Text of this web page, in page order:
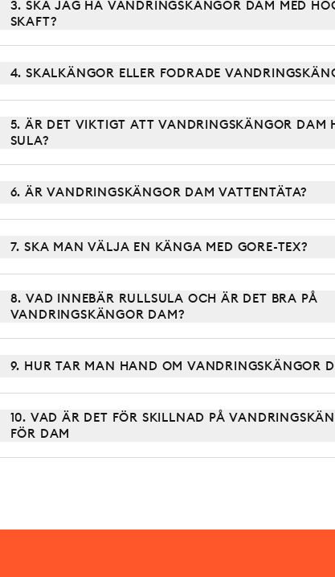
3. SKA JAG HA VANDRINGSKÄNGOR DAM MED
SKAFT?
4. SKALKÄNGOR ELLER FODRADE
5. ÄR DET VIKTIGT ATT VANDRINGSKÄNGOR DAM
SULA?
6. ÄR VANDRINGSKÄNGOR DAM VATTENTÄTA?
7. SKA MAN VÄLJA EN KÄNGA MED GORE-TEX?
8. VAD INNEBÄR RULLSULA OCH ÄR DET BRA PÅ
VANDRINGSKÄNGOR DAM?
9. HUR TAR MAN HAND OM VANDRINGSKÄNGOR
10. VAD ÄR DET FÖR SKILLNAD PÅ
FÖR DAM